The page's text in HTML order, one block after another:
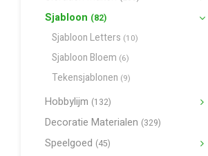
Sjabloon (82)
Sjabloon Letters (10)
Sjabloon Bloem (6)
Tekensjablonen (9)
Hobbylijm (132)
Decoratie Materialen (329)
Speelgoed (45)